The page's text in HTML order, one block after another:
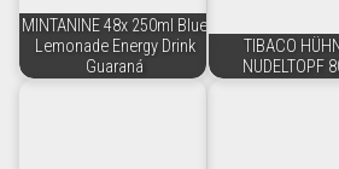
MINTANINE 48x 250ml Blue
Lemonade Energy Drink
Guaraná
TIBACO
NUDELTOPF